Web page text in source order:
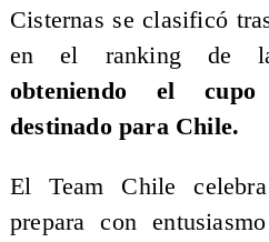
Cisternas se clasificó
en el ranking de
obteniendo el
destinado para Chile.
El Team Chile
prepara con